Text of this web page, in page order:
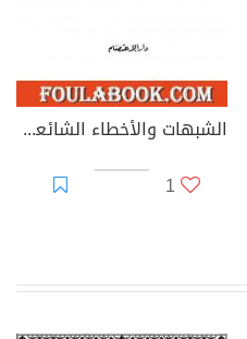
الشبهات والأخطاء الشائعة في الفكر الإسلامي
1